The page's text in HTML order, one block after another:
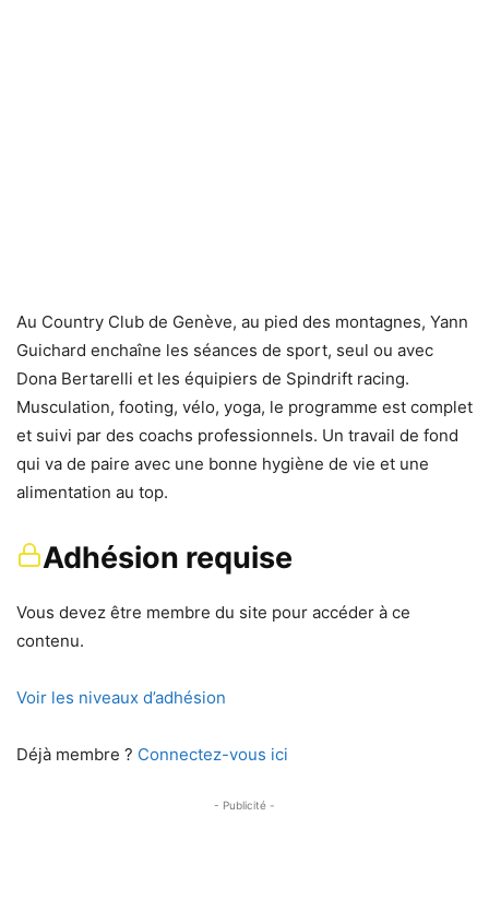
Au Country Club de Genève, au pied des montagnes, Yann
Guichard enchaîne les séances de sport, seul ou avec
Dona Bertarelli et les équipiers de Spindrift racing.
Musculation, footing, vélo, yoga, le programme est complet
et suivi par des coachs professionnels. Un travail de fond
qui va de paire avec une bonne hygiène de vie et une
alimentation au top.
Adhésion requise
Vous devez être membre du site pour accéder à ce
contenu.
Voir les niveaux d’adhésion
Déjà membre ? Connectez-vous ici
- Publicité -